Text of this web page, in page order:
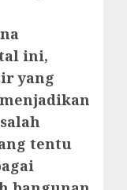
ini,
yang
tentu